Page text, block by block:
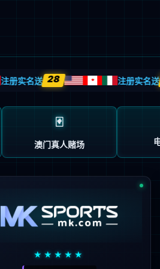
股
J40鲲鹏